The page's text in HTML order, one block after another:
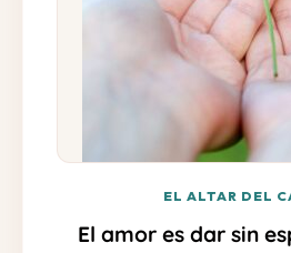
EL ALTAR DEL
El amor es dar sin